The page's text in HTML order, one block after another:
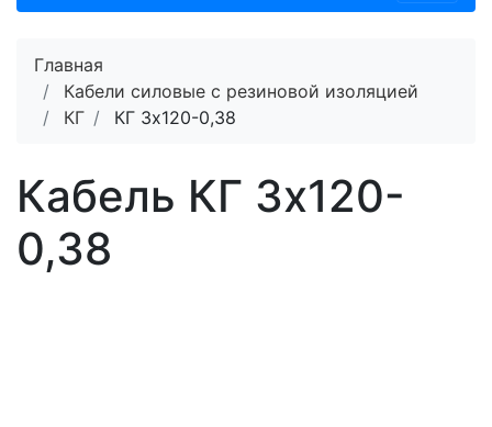
Главная
Кабели силовые с резиновой изоляцией
КГ
КГ 3х120-0,38
Кабель КГ 3х120-
0,38